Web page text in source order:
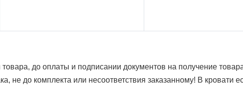
до оплаты и подписании документов на получение
не до комплекта или несоответствия заказанному! В кровати